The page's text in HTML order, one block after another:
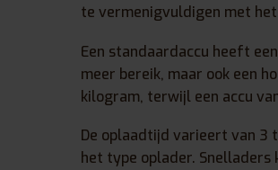
te vermenigvuldigen met
Een standaardaccu heeft
meer bereik, maar ook een
kilogram, terwijl een accu
De oplaadtijd varieert van 3
het type oplader.